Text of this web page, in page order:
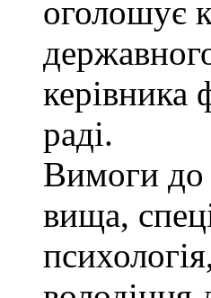
оголошує
керівника
раді.
Вимоги до
вища,